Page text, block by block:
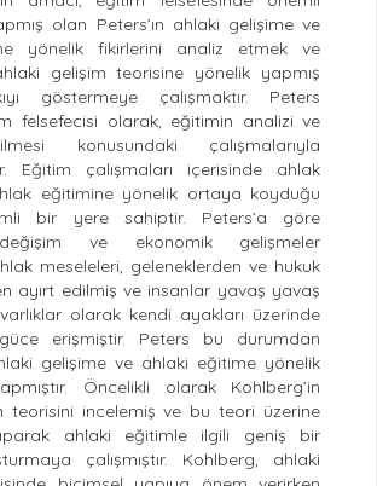
olan Peters’ın ahlaki gelişime ve
yönelik fikirlerini analiz etmek ve
gelişim teorisine yönelik yapmış
göstermeye çalışmaktır. Peters
felsefecisi olarak, eğitimin analizi ve
konusundaki çalışmalarıyla
Eğitim çalışmaları içerisinde ahlak
eğitimine yönelik ortaya koyduğu
bir yere sahiptir. Peters’a göre
ve ekonomik gelişmeler
meseleleri, geleneklerden ve hukuk
ayırt edilmiş ve insanlar yavaş yavaş
olarak kendi ayakları üzerinde
erişmiştir. Peters bu durumdan
gelişime ve ahlaki eğitime yönelik
Öncelikli olarak Kohlberg’in
teorisini incelemiş ve bu teori üzerine
ahlaki eğitimle ilgili geniş bir
çalışmıştır. Kohlberg, ahlaki